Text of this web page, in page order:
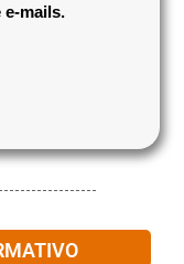
e-mails.